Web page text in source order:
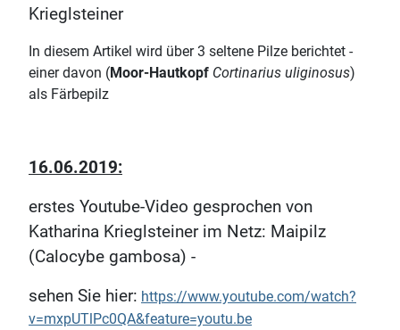
Krieglsteiner
In diesem Artikel wird über 3 seltene Pilze berichtet -
einer davon (Moor-Hautkopf Cortinarius uliginosus)
als Färbepilz
16.06.2019:
erstes Youtube-Video gesprochen von
Katharina Krieglsteiner im Netz: Maipilz
(Calocybe gambosa) -
sehen Sie hier: https://www.youtube.com/watch?
v=mxpUTlPc0QA&feature=youtu.be